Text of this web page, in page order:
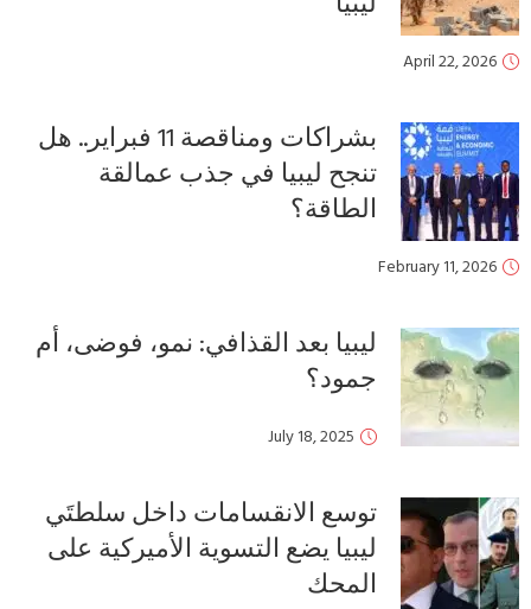
April 22, 2026
بشراكات ومناقصة 11 فبراير.. هل
تنجح ليبيا في جذب عمالقة
الطاقة؟
February 11, 2026
ليبيا بعد القذافي: نمو، فوضى، أم
جمود؟
July 18, 2025
توسع الانقسامات داخل سلطتَي
ليبيا يضع التسوية الأميركية على
المحك